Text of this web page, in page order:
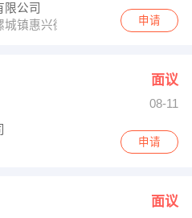
限公司
城镇惠兴街中标酒店二楼申请
面议
08-11
申请
面议